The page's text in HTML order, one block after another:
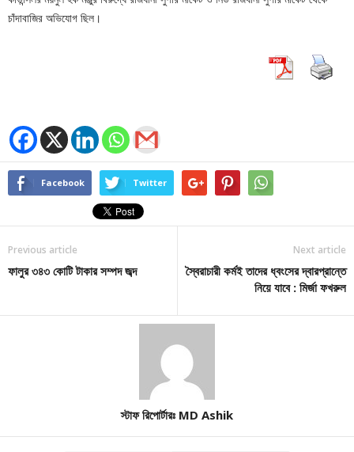
চাঁদাবাজির অভিযোগ ছিল।
Facebook Twitter
Previous article
ফালুর ৩৪৩ কোটি টাকার সম্পদ জব্দ
Next article
স্বৈরাচারী কর্মই তাদের ধ্বংসের দ্বারপ্রান্তে
নিয়ে যাবে : মির্জা ফখরুল
স্টাফ রিপোর্টারঃ MD Ashik